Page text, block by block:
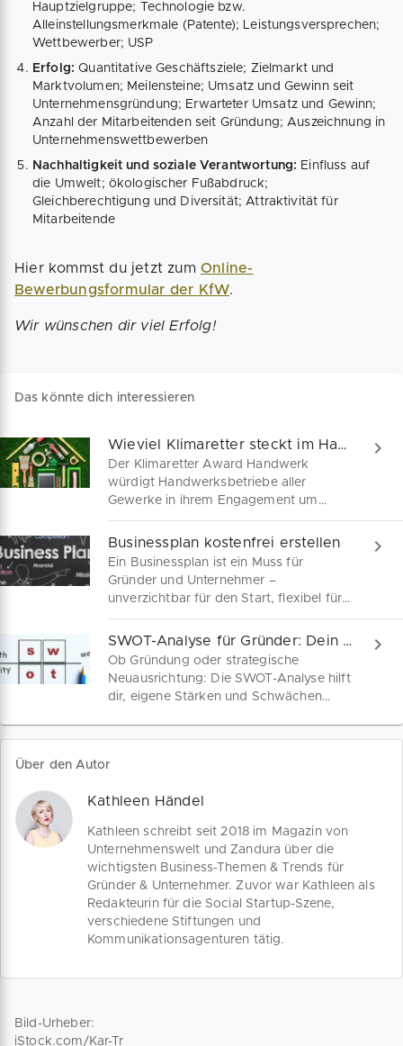
Hauptzielgruppe; Technologie bzw.
Alleinstellungsmerkmale (Patente); Leistungsversprechen;
Wettbewerber; USP
Erfolg:Quantitative Geschäftsziele; Zielmarkt und
Marktvolumen; Meilensteine; Umsatz und Gewinn seit
Unternehmensgründung; Erwarteter Umsatz und Gewinn;
Anzahl der Mitarbeitenden seit Gründung; Auszeichnung in
Unternehmenswettbewerben
Nachhaltigkeit und soziale Verantwortung: Einfluss auf
die Umwelt; ökologischer Fußabdruck;
Gleichberechtigung und Diversität; Attraktivität für
Mitarbeitende
Hier kommst du jetzt zum Online-
Bewerbungsformular der KfW.
Wir wünschen dir viel Erfolg!
Das könnte dich interessieren
Wieviel Klimaretter steckt im Handwerk?
Der Klimaretter Award Handwerk
würdigt Handwerksbetriebe aller
Gewerke in ihrem Engagement um
mehr Klimaschutz. Bewirb dich bis zum
31. August 2023 für den Klimaretter
Award Handwerk und gewinne bis zu
10.000 Euro. Hier kannst du jetzt ganz
einfach deine Bewerbung online
Businessplan kostenfrei erstellen
Ein Businessplan ist ein Muss für
Gründer und Unternehmer –
unverzichtbar für den Start, flexibel für
Anpassungen und entscheidend für
Finanzhilfen. Wir sind dein Begleiter auf
dem Weg zum perfekten Geschäftsplan.
SWOT-Analyse für Gründer: Dein Startvorteil!
Ob Gründung oder strategische
Neuausrichtung: Die SWOT-Analyse hilft
dir, eigene Stärken und Schwächen
Über den Autor
Kathleen Händel
Kathleen schreibt seit 2018 im Magazin von
Unternehmenswelt und Zandura über die
wichtigsten Business-Themen & Trends für
Gründer & Unternehmer. Zuvor war Kathleen als
Redakteurin für die Social Startup-Szene,
verschiedene Stiftungen und
Kommunikationsagenturen tätig.
Bild-Urheber:
iStock.com/Kar-Tr